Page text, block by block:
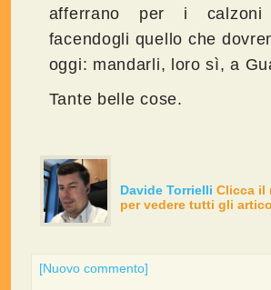
afferrano per i
facendogli quello che
oggi: mandarli, loro sì, a
Tante belle cose.
Davide Torrielli Clicca il
per vedere tutti gli
[Nuovo commento]